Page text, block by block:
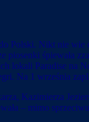
Polski. Nikt nie
śpiewała
lokali Paradise
Na 1 września
Kazimierza
– mimo